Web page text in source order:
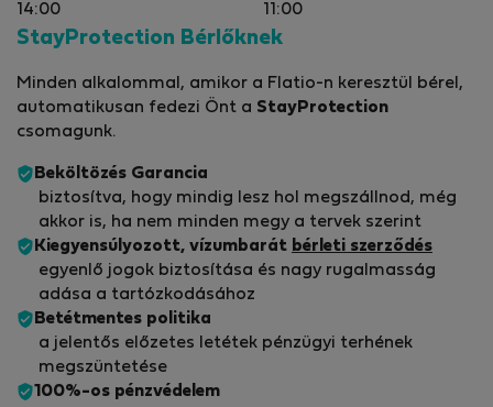
14:00 11:00
StayProtection Bérlőknek
Minden alkalommal, amikor a Flatio-n keresztül bérel,
automatikusan fedezi Önt a StayProtection
csomagunk.
Beköltözés Garancia
biztosítva, hogy mindig lesz hol megszállnod, még
akkor is, ha nem minden megy a tervek szerint
Kiegyensúlyozott, vízumbarát bérleti szerződés
egyenlő jogok biztosítása és nagy rugalmasság
adása a tartózkodásához
Betétmentes politika
a jelentős előzetes letétek pénzügyi terhének
megszüntetése
100%-os pénzvédelem